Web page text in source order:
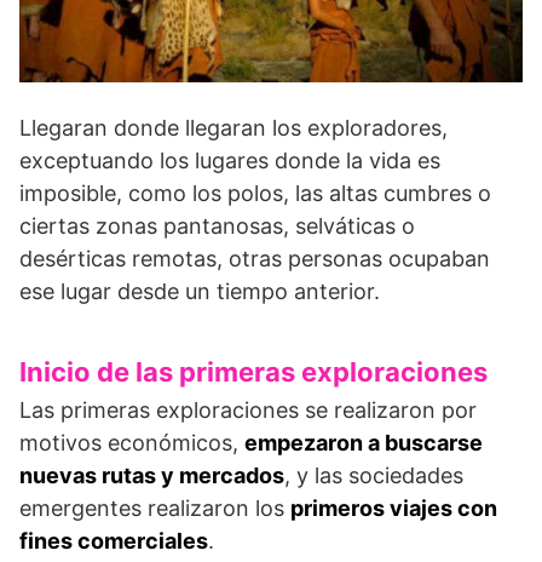
Llegaran donde llegaran los exploradores,
exceptuando los lugares donde la vida es
imposible, como los polos, las altas cumbres o
ciertas zonas pantanosas, selváticas o
desérticas remotas, otras personas ocupaban
ese lugar desde un tiempo anterior.
Inicio de las primeras exploraciones
Las primeras exploraciones se realizaron por
motivos económicos, empezaron a buscarse
nuevas rutas y mercados, y las sociedades
emergentes realizaron los primeros viajes con
fines comerciales.